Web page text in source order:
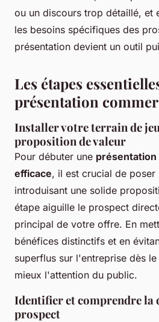
ou un discours trop détaillé, et
les besoins spécifiques des
présentation devient un outil
Les étapes
présentation
Installer votre terrain de
proposition de valeur
Pour débuter une
efficace, il est crucial de poser
introduisant une solide
étape aiguille le prospect
principal de votre offre. En
bénéfices distinctifs et en
superflus sur l'entreprise dès
mieux l'attention du public.
Identifier et comprendre la
prospect